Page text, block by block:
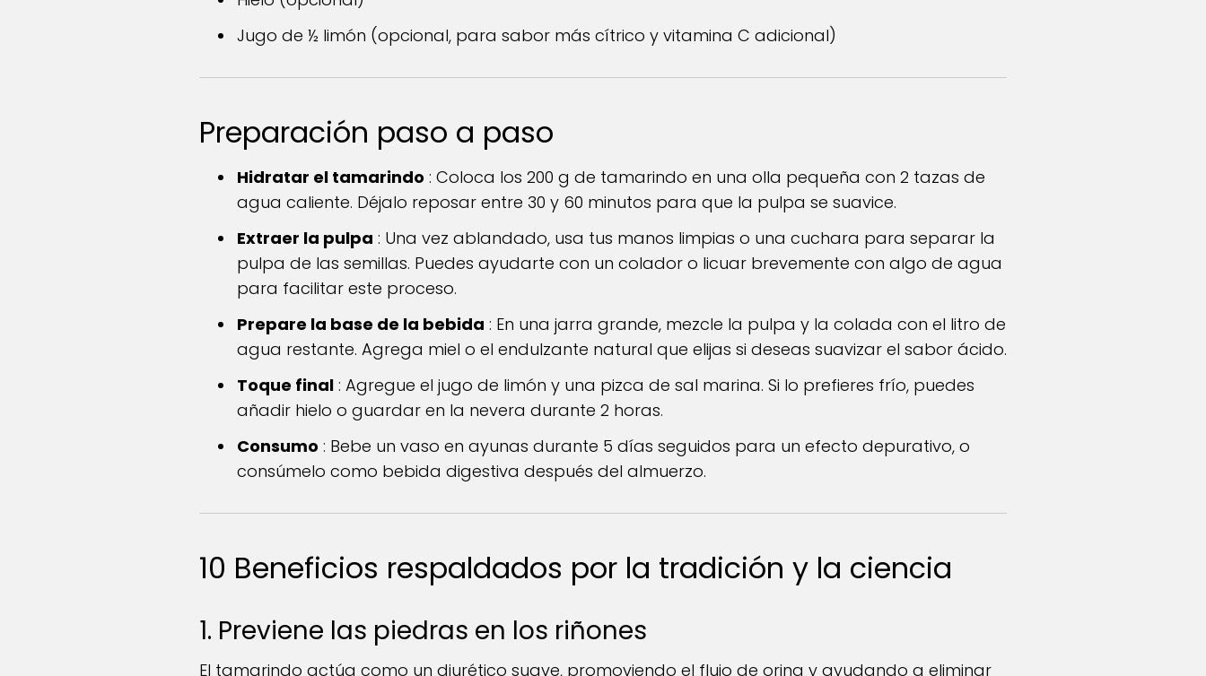
Jugo de ½ limón (opcional, para sabor más cítrico y vitamina C adicional)
Preparación paso a paso
Hidratar el tamarindo : Coloca los 200 g de tamarindo en una olla pequeña con 2 tazas de
agua caliente. Déjalo reposar entre 30 y 60 minutos para que la pulpa se suavice.
Extraer la pulpa : Una vez ablandado, usa tus manos limpias o una cuchara para separar la
pulpa de las semillas. Puedes ayudarte con un colador o licuar brevemente con algo de agua
para facilitar este proceso.
Prepare la base de la bebida : En una jarra grande, mezcle la pulpa y la colada con el litro de
agua restante. Agrega miel o el endulzante natural que elijas si deseas suavizar el sabor ácido.
Toque final : Agregue el jugo de limón y una pizca de sal marina. Si lo prefieres frío, puedes
añadir hielo o guardar en la nevera durante 2 horas.
Consumo : Bebe un vaso en ayunas durante 5 días seguidos para un efecto depurativo, o
consúmelo como bebida digestiva después del almuerzo.
10 Beneficios respaldados por la tradición y la ciencia
1. Previene las piedras en los riñones
El tamarindo actúa como un diurético suave, promoviendo el flujo de orina y ayudando a eliminar